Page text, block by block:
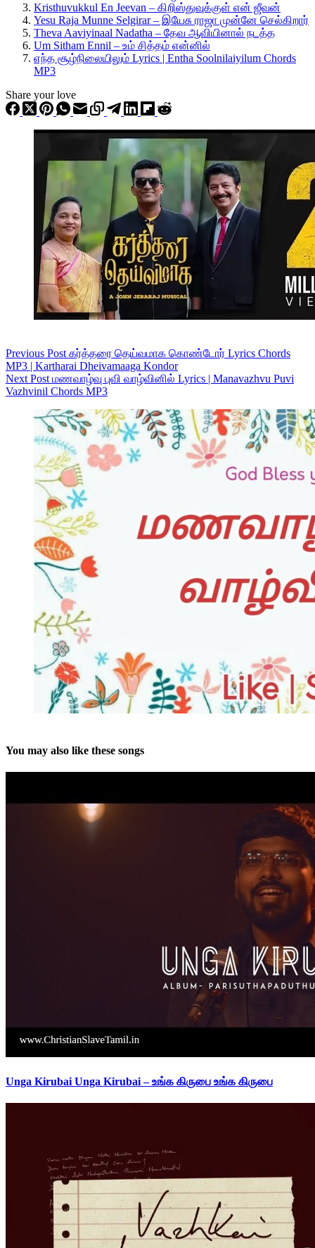
Kristhuvukkul En Jeevan – கிறிஸ்துவுக்குள் என் ஜீவன்
Yesu Raja Munne Selgirar – இயேசு ராஜா முன்னே செல்கிறார்
Theva Aaviyinaal Nadatha – தேவ ஆவியினால் நடத்த
Um Sitham Ennil – உம் சித்தம் என்னில்
எந்த சூழ்நிலையிலும் Lyrics | Entha Soolnilaiyilum Chords
MP3
Share your love
Previous Post கர்த்தரை தெய்வமாக கொண்டோர் Lyrics Chords
MP3 | Kartharai Dheivamaaga Kondor
Next Post மணவாழ்வு புவி வாழ்வினில் Lyrics | Manavazhvu Puvi
Vazhvinil Chords MP3
You may also like these songs
Unga Kirubai Unga Kirubai – உங்க கிருபை உங்க கிருபை